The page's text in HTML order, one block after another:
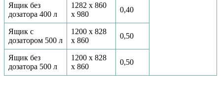
Ящик без
дозатора 400 л
1282 х 860
х 980
0,40
Ящик с
дозатором 500 л
1200 х 828
х 860
0,50
Ящик без
дозатора 500 л
1200 х 828
х 860
0,50